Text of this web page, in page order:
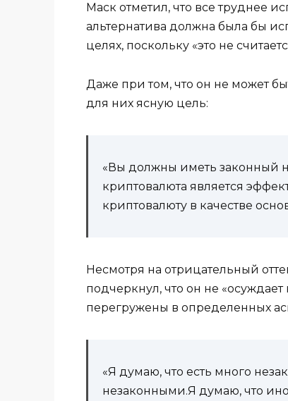
Маск отметил, что все труднее
альтернатива должна была бы
целях, поскольку «это не
Даже при том, что он не может
для них ясную цель:
«Вы должны иметь законный
криптовалюта является
криптовалюту в качестве
Несмотря на отрицательный
подчеркнул, что он не
перегружены в определенных
«Я думаю, что есть много
незаконными.Я думаю, что